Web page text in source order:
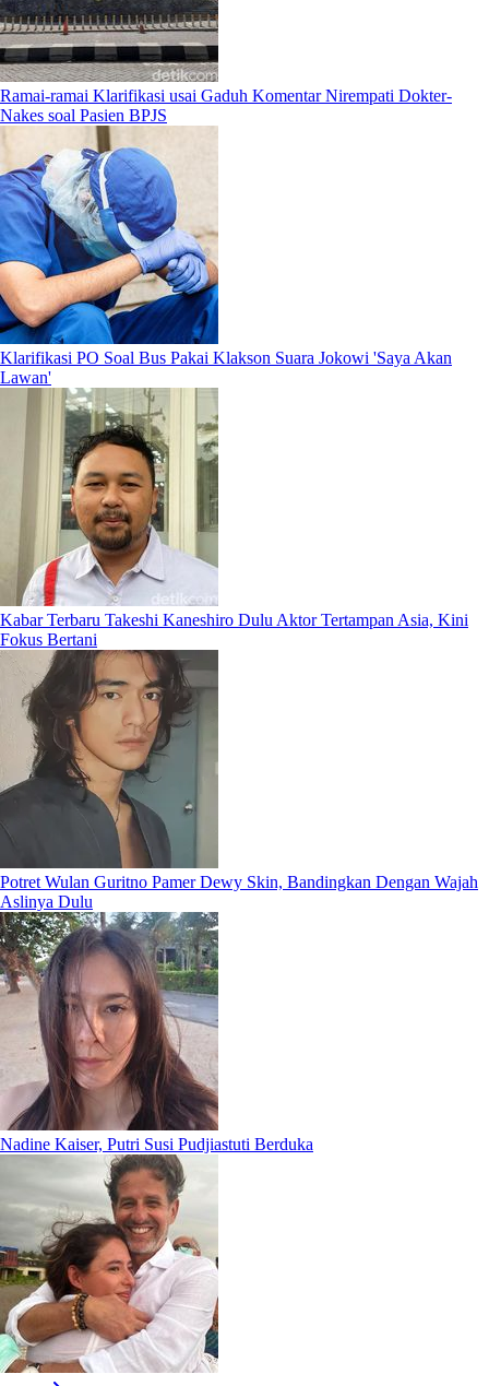
Ramai-ramai Klarifikasi usai Gaduh Komentar Nirempati Dokter-
Nakes soal Pasien BPJS
Klarifikasi PO Soal Bus Pakai Klakson Suara Jokowi 'Saya Akan
Lawan'
Kabar Terbaru Takeshi Kaneshiro Dulu Aktor Tertampan Asia, Kini
Fokus Bertani
Potret Wulan Guritno Pamer Dewy Skin, Bandingkan Dengan Wajah
Aslinya Dulu
Nadine Kaiser, Putri Susi Pudjiastuti Berduka